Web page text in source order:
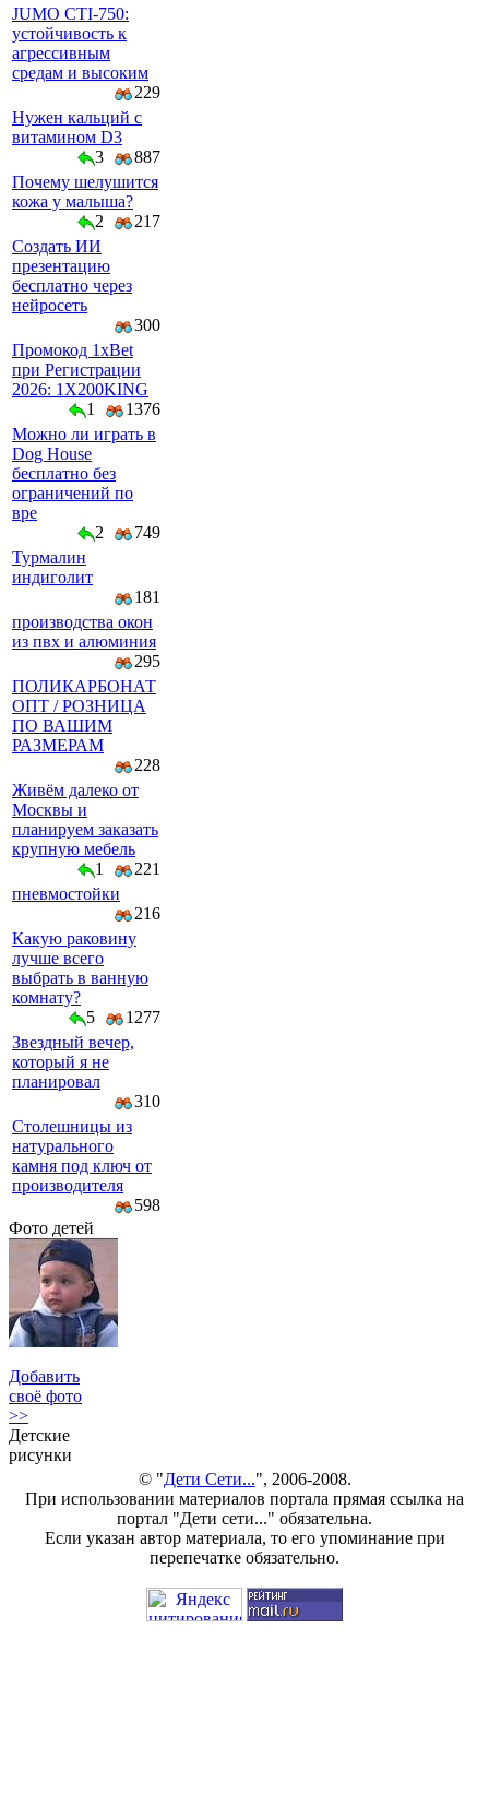
JUMO CTI-750:
устойчивость к
агрессивным
средам и высоким
229
Нужен кальций с
витамином D3
3
887
Почему шелушится
кожа у малыша?
2
217
Создать ИИ
презентацию
бесплатно через
нейросеть
300
Промокод 1xBet
при Регистрации
2026: 1X200KING
1
1376
Можно ли играть в
Dog House
бесплатно без
ограничений по
вре
2
749
Турмалин
индиголит
181
производства окон
из пвх и алюминия
295
ПОЛИКАРБОНАТ
ОПТ / РОЗНИЦА
ПО ВАШИМ
РАЗМЕРАМ
228
Живём далеко от
Москвы и
планируем заказать
крупную мебель
1
221
пневмостойки
216
Какую раковину
лучше всего
выбрать в ванную
комнату?
5
1277
Звездный вечер,
который я не
планировал
310
Столешницы из
натурального
камня под ключ от
производителя
598
Фото детей
Добавить
своё фото
>>
Детские
рисунки
© "Дети Сети...", 2006-2008.
При использовании материалов портала прямая ссылка на
портал "Дети сети..." обязательна.
Если указан автор материала, то его упоминание при
перепечатке обязательно.